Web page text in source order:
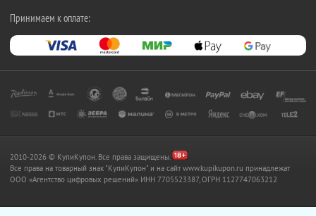
Принимаем к оплате:
2010-2026 © КупиКупон. Все права защищены.
Все права на товарный знак "КупиКупон" и на сайт www.kupikupon.ru принадлежат
OOO «Агентство цифровых решений» ИНН 7705523387, ОГРН 1127747063212